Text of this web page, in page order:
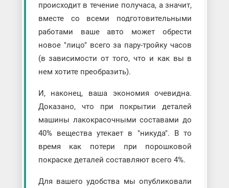
происходит в течение получаса, а значит,
вместе со всеми подготовительными
работами ваше авто может обрести
новое "лицо" всего за пару-тройку часов
(в зависимости от того, что и как вы в
нем хотите преобразить).
И, наконец, ваша экономия очевидна.
Доказано, что при покрытии деталей
машины лакокрасочными составами до
40% вещества утекает в "никуда". В то
время как потери при порошковой
покраске деталей составляют всего 4%.
Для вашего удобства мы опубликовали